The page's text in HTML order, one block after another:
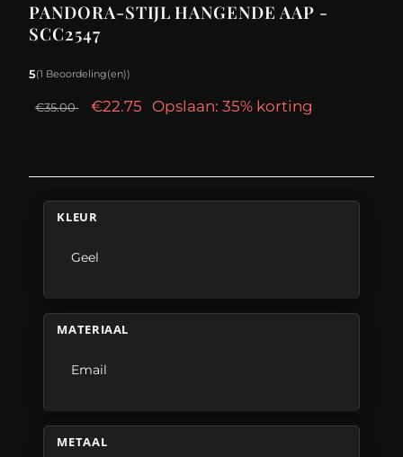
PANDORA-STIJL HANGENDE AAP -
SCC2547
5(1 Beoordeling(en))
€35.00 €22.75 Opslaan: 35% korting
KLEUR
Geel
MATERIAAL
Email
METAAL